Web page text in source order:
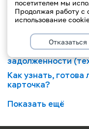
удаленно?
Можно ли снять
Как можно
Что такое
задолженности
Как узнать, готова
карточка?
Показать ещё
посетителем мы
Продолжая работу с
использование
Отказаться